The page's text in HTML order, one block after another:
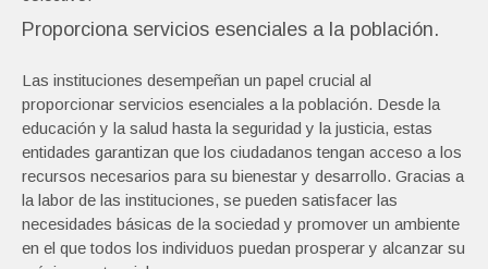
Proporciona servicios esenciales a la población.
Las instituciones desempeñan un papel crucial al
proporcionar servicios esenciales a la población. Desde la
educación y la salud hasta la seguridad y la justicia, estas
entidades garantizan que los ciudadanos tengan acceso a los
recursos necesarios para su bienestar y desarrollo. Gracias a
la labor de las instituciones, se pueden satisfacer las
necesidades básicas de la sociedad y promover un ambiente
en el que todos los individuos puedan prosperar y alcanzar su